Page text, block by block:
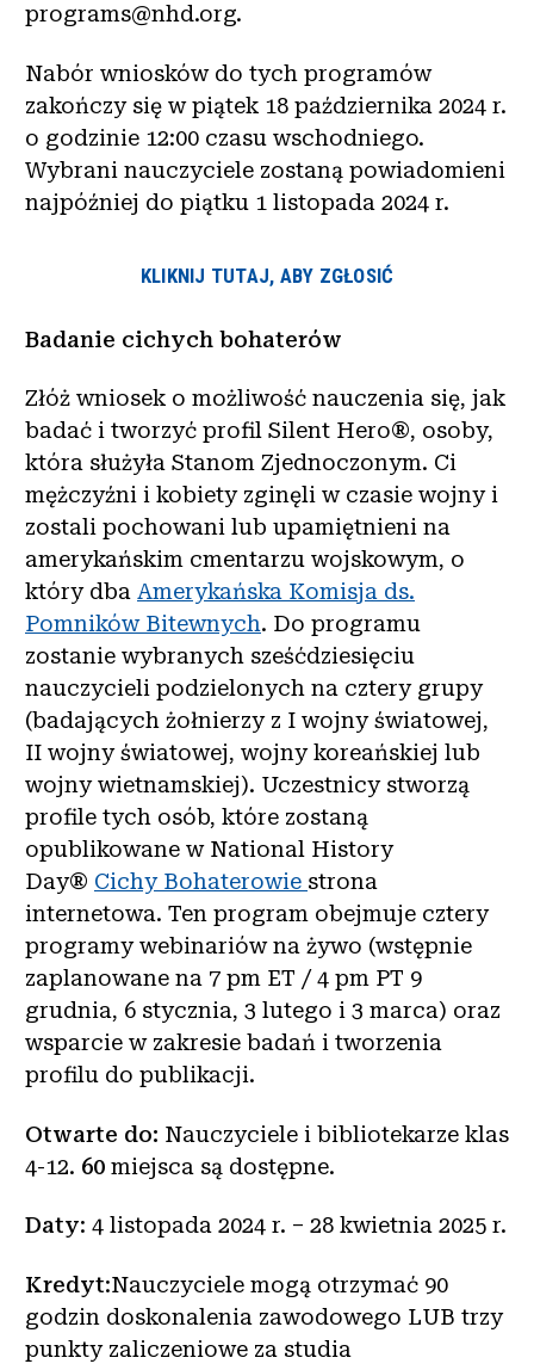
programs@nhd.org.
Nabór wniosków do tych programów
zakończy się w piątek 18 października 2024 r.
o godzinie 12:00 czasu wschodniego.
Wybrani nauczyciele zostaną powiadomieni
najpóźniej do piątku 1 listopada 2024 r.
KLIKNIJ TUTAJ, ABY ZGŁOSIĆ
Badanie cichych bohaterów
Złóż wniosek o możliwość nauczenia się, jak
badać i tworzyć profil Silent Hero®, osoby,
która służyła Stanom Zjednoczonym. Ci
mężczyźni i kobiety zginęli w czasie wojny i
zostali pochowani lub upamiętnieni na
amerykańskim cmentarzu wojskowym, o
który dba Amerykańska Komisja ds.
Pomników Bitewnych. Do programu
zostanie wybranych sześćdziesięciu
nauczycieli podzielonych na cztery grupy
(badających żołnierzy z I wojny światowej,
II wojny światowej, wojny koreańskiej lub
wojny wietnamskiej). Uczestnicy stworzą
profile tych osób, które zostaną
opublikowane w National History
Day® Cichy Bohaterowie strona
internetowa. Ten program obejmuje cztery
programy webinariów na żywo (wstępnie
zaplanowane na 7 pm ET / 4 pm PT 9
grudnia, 6 stycznia, 3 lutego i 3 marca) oraz
wsparcie w zakresie badań i tworzenia
profilu do publikacji.
Otwarte do: Nauczyciele i bibliotekarze klas
4-12. 60 miejsca są dostępne.
Daty: 4 listopada 2024 r. – 28 kwietnia 2025 r.
Kredyt:Nauczyciele mogą otrzymać 90
godzin doskonalenia zawodowego LUB trzy
punkty zaliczeniowe za studia